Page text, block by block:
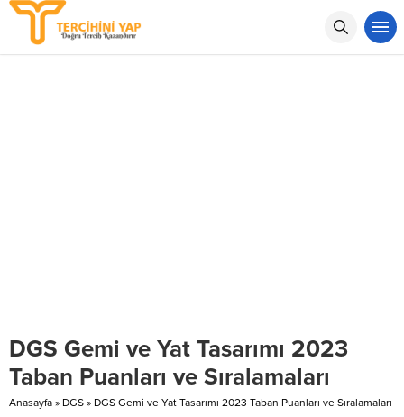
DGS Gemi ve Yat Tasarımı 2023
Taban Puanları ve Sıralamaları
Anasayfa » DGS » DGS Gemi ve Yat Tasarımı 2023 Taban Puanları ve Sıralamaları